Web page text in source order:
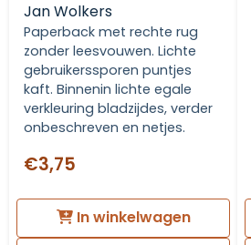
Jan Wolkers
Paperback met rechte rug
zonder leesvouwen. Lichte
gebruikerssporen puntjes
kaft. Binnenin lichte egale
verkleuring bladzijdes, verder
onbeschreven en netjes.
€3,75
In winkelwagen